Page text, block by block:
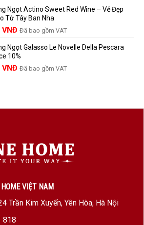
VNĐ.
tại
là:
1.390.000 VNĐ.
Ngọt Actino Sweet Red Wine – Vẻ Đẹp
Từ Tây Ban Nha
VNĐ Đã bao gồm VAT
Ngọt Galasso Le Novelle Della Pescara
10%
VNĐ Đã bao gồm VAT
VIỆT NAM
Trần Kim Xuyến, Yên Hòa, Hà Nội
818